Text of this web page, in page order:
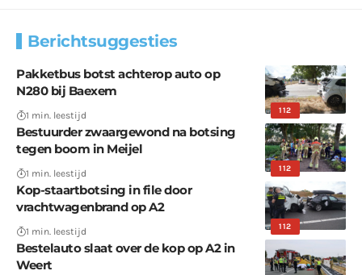
Berichtsuggesties
112
Pakketbus botst achterop auto op
N280 bij Baexem
1 min. leestijd
112
Bestuurder zwaargewond na botsing
tegen boom in Meijel
1 min. leestijd
112
Kop-staartbotsing in file door
vrachtwagenbrand op A2
1 min. leestijd
Bestelauto slaat over de kop op A2 in
Weert